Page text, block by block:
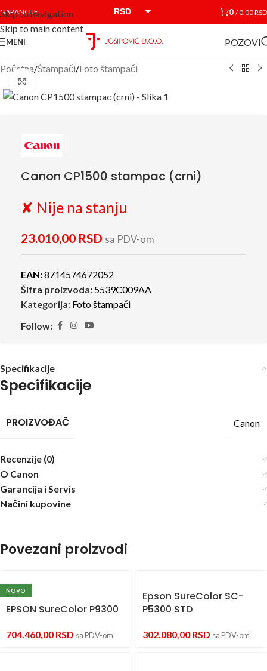
Skip to navigation
Skip to main content
GARANCIJE RSD 0 /0,00RSD
MENI POZOVI
Početna/Štampači/Foto štampači
Canon CP1500 stampac (crni)
✘ Nije na stanju
23.010,00 RSD sa PDV-om
EAN:8714574672052
Šifra proizvoda: 5539C009AA
Kategorija: Foto štampači
Follow:
Specifikacije
Specifikacije
PROIZVOĐAČ Canon
Recenzije (0)
O Canon
Garancija i Servis
Načini kupovine
Povezani proizvodi
NOVO
EPSON SureColor P9300
704.460,00 RSD sa PDV-om
Epson SureColor SC-
P5300 STD
302.080,00 RSD sa PDV-om